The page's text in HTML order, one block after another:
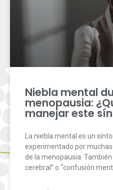
Niebla mental
menopausia:
manejar este
La niebla mental es un
experimentado por
de la menopausia.
cerebral” o “confusión